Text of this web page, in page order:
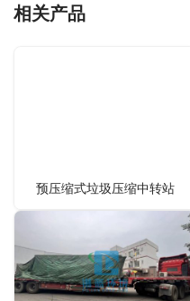
相关产品
预压缩式垃圾压缩中转站